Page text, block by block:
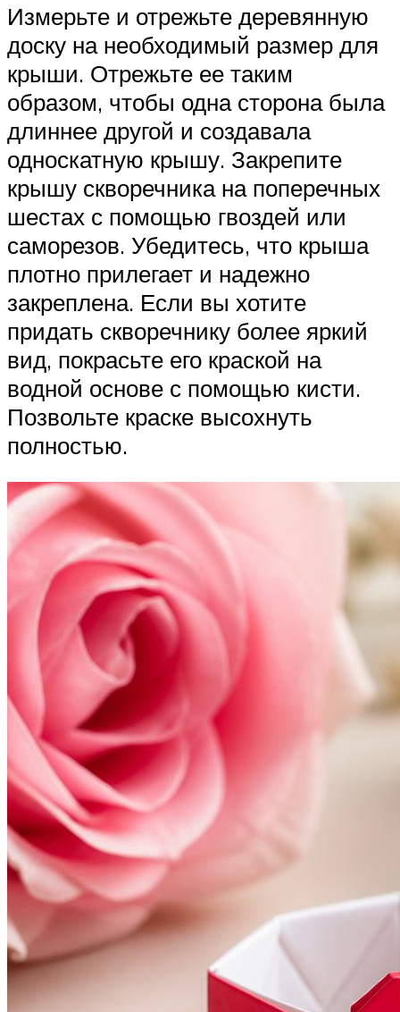
Измерьте и отрежьте деревянную
доску на необходимый размер для
крыши. Отрежьте ее таким
образом, чтобы одна сторона была
длиннее другой и создавала
односкатную крышу. Закрепите
крышу скворечника на поперечных
шестах с помощью гвоздей или
саморезов. Убедитесь, что крыша
плотно прилегает и надежно
закреплена. Если вы хотите
придать скворечнику более яркий
вид, покрасьте его краской на
водной основе с помощью кисти.
Позвольте краске высохнуть
полностью.